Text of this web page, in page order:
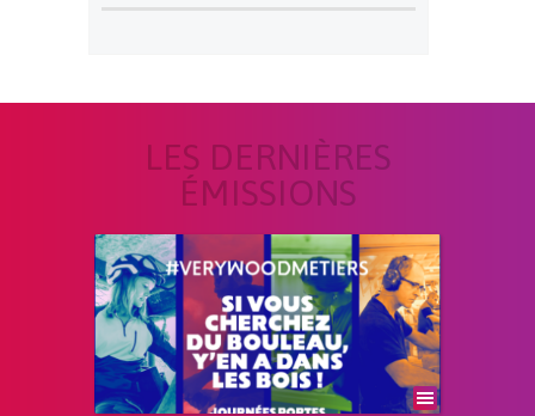
LES DERNIÈRES
ÉMISSIONS